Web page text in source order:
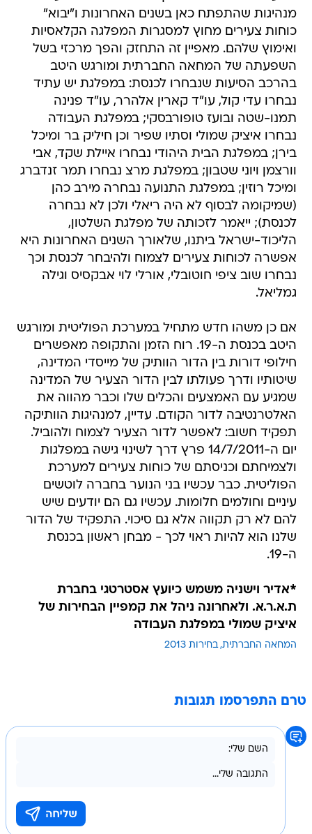
מנהיגות שהתפתח כאן בשנים האחרונות ו"יבוא"
כוחות צעירים מחוץ למסגרות המפלגה הקלאסיות
ואימוץ שלהם. מאפיין זה התחזק והפך מרכזי בשל
השפעתה של המחאה החברתית ומורגש היטב
בהרכב הסיעות שנבחרו לכנסת: במפלגת יש עתיד
נבחרו עדי קול, עו"ד קארין אלהרר, עו"ד פנינה
תמנו-שטה ובועז טופורבסקי; במפלגת העבודה
נבחרו איציק שמולי וסתיו שפיר וכן חיליק בר ומיכל
בירן; במפלגת הבית היהודי נבחרו איילת שקד, אבי
וורצמן ויוני שטבון; במפלגת מרצ נבחרו תמר זנדברג
ומיכל רוזין; במפלגת התנועה נבחרה מירב כהן
(שמיקומה לבסוף לא היה ריאלי ולכן לא נבחרה
לכנסת); ייאמר לזכותה של מפלגת השלטון,
הליכוד-ישראל ביתנו, שלאורך השנים האחרונות היא
אפשרה לכוחות צעירים לצמוח ולהיבחר לכנסת וכך
נבחרו שוב ציפי חוטובלי, אורלי לוי אבקסיס וגילה
גמליאל.
אם כן משהו חדש מתחיל במערכת הפוליטית ומורגש
היטב בכנסת ה-19. רוח הזמן והתקופה מאפשרים
חילופי דורות בין הדור הוותיק של מייסדי המדינה,
שיטותיו ודרך פעולתו לבין הדור הצעיר של המדינה
שמגיע עם האמצעים והכלים שלו וכבר מהווה את
האלטרנטיבה לדור הקודם. עדיין, למנהיגות הוותיקה
תפקיד חשוב: לאפשר לדור הצעיר לצמוח ולהוביל.
יום ה-14/7/2011 פרץ דרך לשינוי גישה במפלגות
ולצמיחתם וכניסתם של כוחות צעירים למערכת
הפוליטית. כבר עכשיו בני הנוער בחברה לוטשים
עיניים וחולמים חלומות. עכשיו גם הם יודעים שיש
להם לא רק תקווה אלא גם סיכוי. התפקיד של הדור
שלנו הוא להיות ראוי לכך - מבחן ראשון בכנסת
ה-19.
*אדיר וישניה משמש כיועץ אסטרטגי בחברת
ת.א.ר.א. ולאחרונה ניהל את קמפיין הבחירות של
איציק שמולי במפלגת העבודה
המחאה החברתית בחירות 2013
טרם התפרסמו תגובות